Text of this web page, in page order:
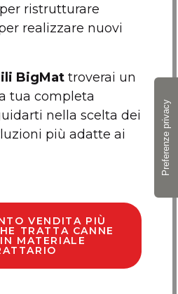
ristrutturare
realizzare nuovi
BigMat troverai un
tua completa
nella scelta dei
più adatte ai
VENDITA PIÙ
TRATTA CANNE
MATERIALE